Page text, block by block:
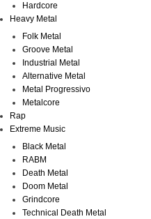
Hardcore
Heavy Metal
Folk Metal
Groove Metal
Industrial Metal
Alternative Metal
Metal Progressivo
Metalcore
Rap
Extreme Music
Black Metal
RABM
Death Metal
Doom Metal
Grindcore
Technical Death Metal